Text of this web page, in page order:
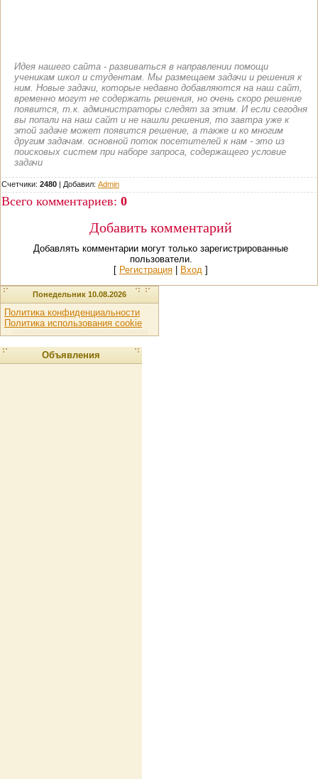
Идея нашего сайта - развиваться в направлении помощи
ученикам школ и студентам. Мы размещаем задачи и решения к
ним. Новые задачи, которые недавно добавляются на наш сайт,
временно могут не содержать решения, но очень скоро решение
появится, т.к. администраторы следят за этим. И если сегодня
вы попали на наш сайт и не нашли решения, то завтра уже к
этой задаче может появится решение, а также и ко многим
другим задачам. основной поток посетителей к нам - это из
поисковых систем при наборе запроса, содержащего условие
задачи
Счетчики: 2480 | Добавил: Admin
Всего комментариев: 0
Добавить комментарий
Добавлять комментарии могут только зарегистрированные
пользователи.
[ Регистрация Вход ]
Понедельник 10.08.2026
Политика конфиденциальности
Политика использования cookie
Объявления